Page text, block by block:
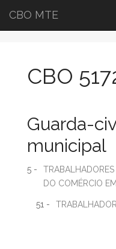
CBO MTE
CBO
Guarda-
municipal
5 -
DO COMÉRCIO
51 -